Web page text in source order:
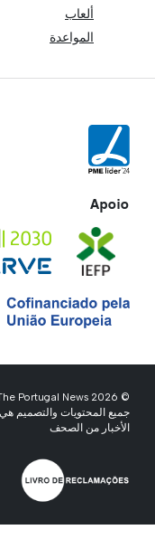
ألعاب
المواعدة
Apoio
© 2026 The Portugal News - تأسست عام 1977
الأخبار من الصحف